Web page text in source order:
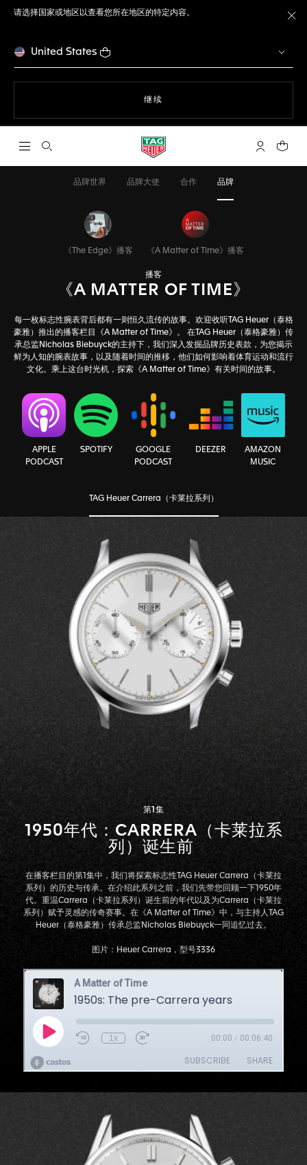
请选择国家或地区以查看您所在地区的特定内容。
United States
继续
打开搜索 My TAG您的
品牌世界 品牌大使 合作 品牌
《The Edge》播客 《A Matter of Time》播客
播客
《A MATTER OF TIME》
每一枚标志性腕表背后都有一则恒久流传的故事。欢迎收听TAG Heuer（泰格
豪雅）推出的播客栏目《A Matter of Time》。 在TAG Heuer（泰格豪雅）传
承总监Nicholas Biebuyck的主持下，我们深入发掘品牌历史表款，为您揭示
鲜为人知的腕表故事，以及随着时间的推移，他们如何影响着体育运动和流行
文化。乘上这台时光机，探索《A Matter of Time》有关时间的故事。
APPLE
PODCAST
SPOTIFY
GOOGLE
PODCAST
DEEZER
AMAZON
MUSIC
TAG Heuer Carrera（卡莱拉系列）
第1集
1950年代：CARRERA（卡莱拉系
列）诞生前
在播客栏目的第1集中，我们将探索标志性TAG Heuer Carrera（卡莱拉
系列）的历史与传承。在介绍此系列之前，我们先带您回顾一下1950年
代。重温Carrera（卡莱拉系列）诞生前的年代以及为Carrera（卡莱拉
系列）赋予灵感的传奇赛事。在《A Matter of Time》中，与主持人TAG
Heuer（泰格豪雅）传承总监Nicholas Biebuyck一同追忆过去。
图片：Heuer Carrera，型号3336